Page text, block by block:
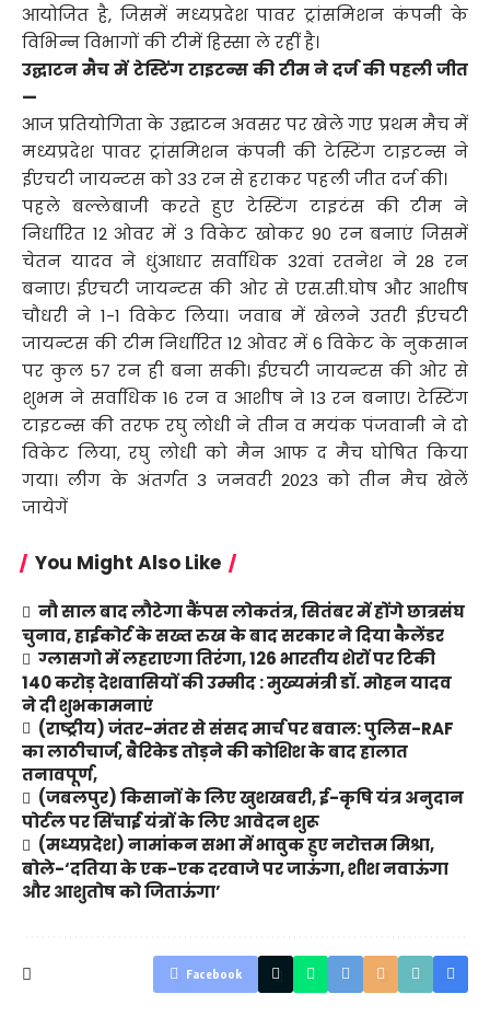
आयोजित है, जिसमें मध्यप्रदेश पावर ट्रांसमिशन कंपनी के
विभिन्न विभागों की टीमें हिस्सा ले रहीं है।
उद्घाटन मैच में टेस्टिंग टाइटन्स की टीम ने दर्ज की पहली जीत
—
आज प्रतियोगिता के उद्घाटन अवसर पर खेले गए प्रथम मैच में
मध्यप्रदेश पावर ट्रांसमिशन कंपनी की टेस्टिंग टाइटन्स ने
ईएचटी जायन्टस को 33 रन से हराकर पहली जीत दर्ज की।
पहले बल्लेबाजी करते हुए टेस्टिंग टाइटंस की टीम ने
निर्धारित 12 ओवर में 3 विकेट खोकर 90 रन बनाएं जिसमें
चेतन यादव ने धुंआधार सर्वाधिक 32वां रतनेश ने 28 रन
बनाए। ईएचटी जायन्टस की ओर से एस.सी.घोष और आशीष
चौधरी ने 1-1 विकेट लिया। जवाब में खेलने उतरी ईएचटी
जायन्टस की टीम निर्धारित 12 ओवर में 6 विकेट के नुकसान
पर कुल 57 रन ही बना सकी। ईएचटी जायन्टस की ओर से
शुभम ने सर्वाधिक 16 रन व आशीष ने 13 रन बनाए। टेस्टिंग
टाइटन्स की तरफ रघु लोधी ने तीन व मयंक पंजवानी ने दो
विकेट लिया, रघु लोधी को मैन आफ द मैच घोषित किया
गया। लीग के अंतर्गत 3 जनवरी 2023 को तीन मैच खेलें
जायेगें
You Might Also Like
नौ साल बाद लौटेगा कैंपस लोकतंत्र, सितंबर में होंगे छात्रसंघ
चुनाव, हाईकोर्ट के सख्त रुख के बाद सरकार ने दिया कैलेंडर
ग्लासगो में लहराएगा तिरंगा, 126 भारतीय शेरों पर टिकी
140 करोड़ देशवासियों की उम्मीद : मुख्यमंत्री डॉ. मोहन यादव
ने दी शुभकामनाएं
(राष्ट्रीय) जंतर-मंतर से संसद मार्च पर बवाल: पुलिस-RAF
का लाठीचार्ज, बैरिकेड तोड़ने की कोशिश के बाद हालात
तनावपूर्ण,
(जबलपुर) किसानों के लिए खुशखबरी, ई-कृषि यंत्र अनुदान
पोर्टल पर सिंचाई यंत्रों के लिए आवेदन शुरू
(मध्यप्रदेश) नामांकन सभा में भावुक हुए नरोत्तम मिश्रा,
बोले-‘दतिया के एक-एक दरवाजे पर जाऊंगा, शीश नवाऊंगा
और आशुतोष को जिताऊंगा’
Facebook